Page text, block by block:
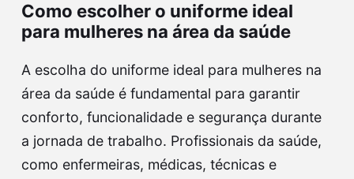
Como escolher o uniforme ideal
para mulheres na área da saúde
A escolha do uniforme ideal para mulheres na
área da saúde é fundamental para garantir
conforto, funcionalidade e segurança durante
a jornada de trabalho. Profissionais da saúde,
como enfermeiras, médicas, técnicas e